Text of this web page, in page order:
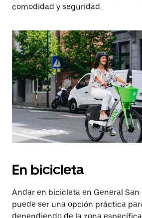
comodidad y seguridad.
En bicicleta
Andar en bicicleta en General San
puede ser una opción práctica